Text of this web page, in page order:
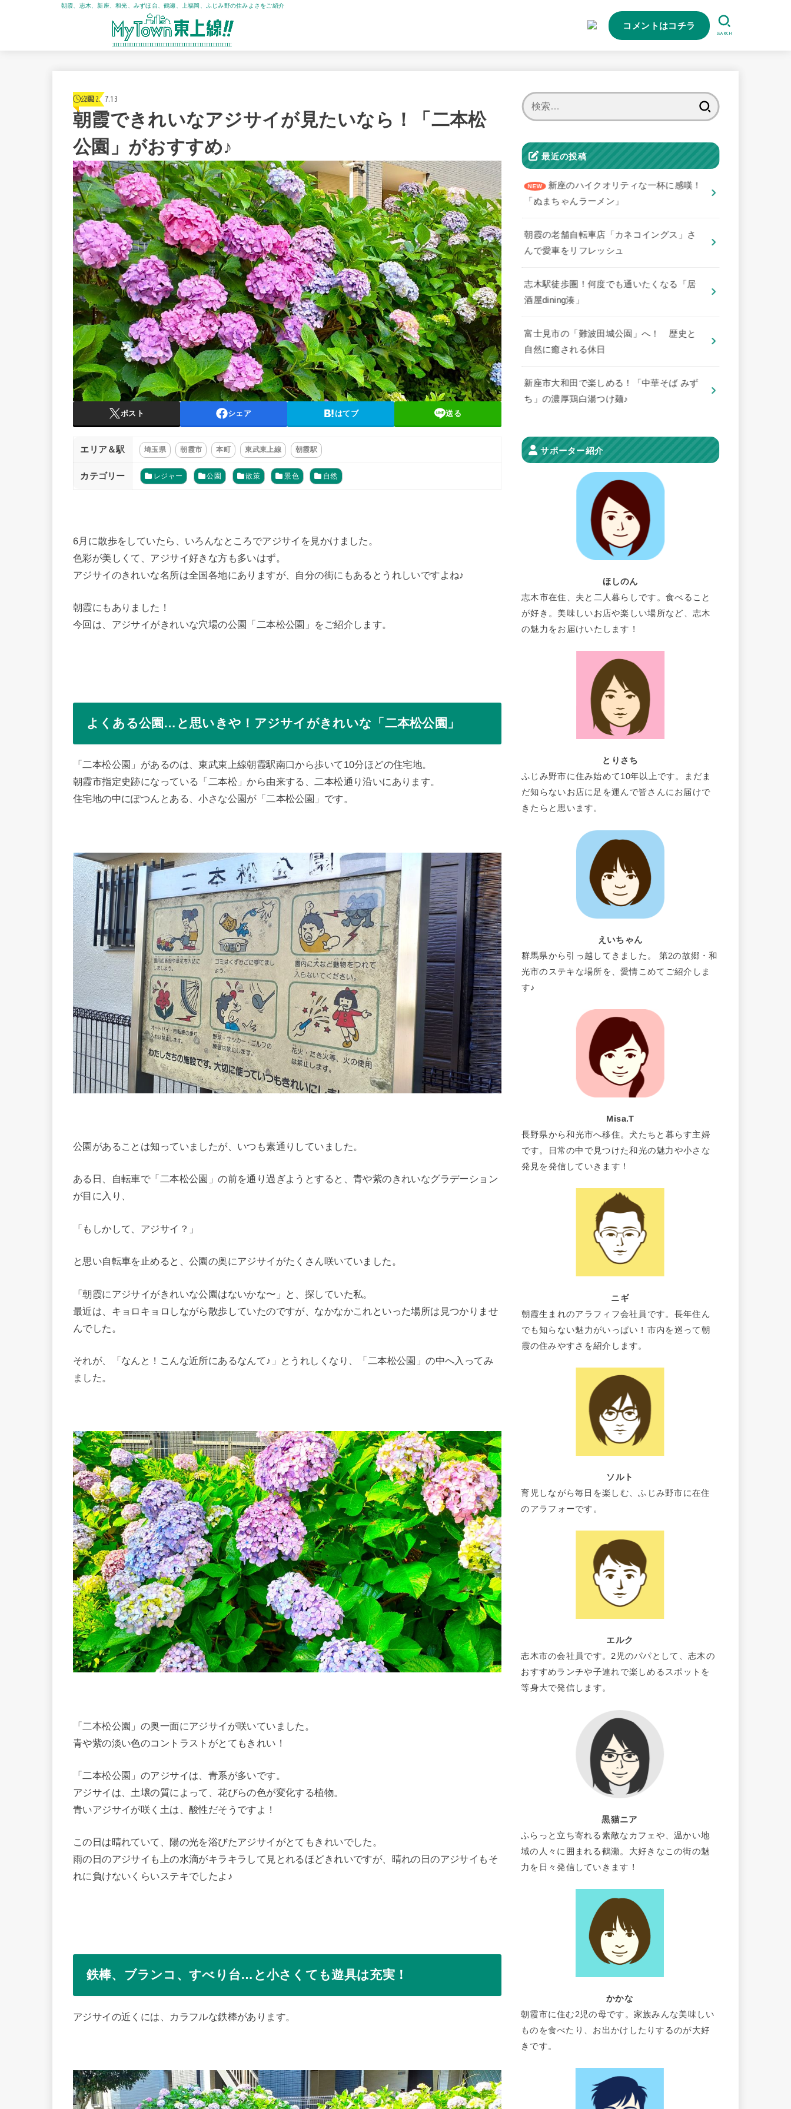
朝霞、志木、新座、和光、みずほ台、鶴瀬、上福岡、ふじみ野の住みよさをご紹介
コメントはコチラ
SEARCH
公園
2022.07.13
朝霞できれいなアジサイが見たいなら！「二本松
公園」がおすすめ♪
ポスト シェア はてブ 送る
エリア＆駅 埼玉県 朝霞市 本町 東武東上線 朝霞駅
カテゴリー レジャー 公園 散策 景色 自然
6月に散歩をしていたら、いろんなところでアジサイを見かけました。
色彩が美しくて、アジサイ好きな方も多いはず。
アジサイのきれいな名所は全国各地にありますが、自分の街にもあるとうれしいですよね♪
朝霞にもありました！
今回は、アジサイがきれいな穴場の公園「二本松公園」をご紹介します。
よくある公園…と思いきや！アジサイがきれいな「二本松公園」
「二本松公園」があるのは、東武東上線朝霞駅南口から歩いて10分ほどの住宅地。
朝霞市指定史跡になっている「二本松」から由来する、二本松通り沿いにあります。
住宅地の中にぽつんとある、小さな公園が「二本松公園」です。
公園があることは知っていましたが、いつも素通りしていました。
ある日、自転車で「二本松公園」の前を通り過ぎようとすると、青や紫のきれいなグラデーション
が目に入り、
「もしかして、アジサイ？」
と思い自転車を止めると、公園の奥にアジサイがたくさん咲いていました。
「朝霞にアジサイがきれいな公園はないかな〜」と、探していた私。
最近は、キョロキョロしながら散歩していたのですが、なかなかこれといった場所は見つかりませ
んでした。
それが、「なんと！こんな近所にあるなんて♪」とうれしくなり、「二本松公園」の中へ入ってみ
ました。
「二本松公園」の奥一面にアジサイが咲いていました。
青や紫の淡い色のコントラストがとてもきれい！
「二本松公園」のアジサイは、青系が多いです。
アジサイは、土壌の質によって、花びらの色が変化する植物。
青いアジサイが咲く土は、酸性だそうですよ！
この日は晴れていて、陽の光を浴びたアジサイがとてもきれいでした。
雨の日のアジサイも上の水滴がキラキラして見とれるほどきれいですが、晴れの日のアジサイもそ
れに負けないくらいステキでしたよ♪
鉄棒、ブランコ、すべり台…と小さくても遊具は充実！
アジサイの近くには、カラフルな鉄棒があります。
最近の投稿
新座のハイクオリティな一杯に感嘆！
「ぬまちゃんラーメン」
朝霞の老舗自転車店「カネコイングス」さ
んで愛車をリフレッシュ
志木駅徒歩圏！何度でも通いたくなる「居
酒屋dining湊」
​富士見市の「難波田城公園」へ！ 歴史と
自然に癒される休日
新座市大和田で楽しめる！「中華そば みず
ち」の濃厚鶏白湯つけ麺♪
サポーター紹介
ほしのん
志木市在住、夫と二人暮らしです。食べること
が好き。美味しいお店や楽しい場所など、志木
の魅力をお届けいたします！
とりさち
ふじみ野市に住み始めて10年以上です。まだま
だ知らないお店に足を運んで皆さんにお届けで
きたらと思います。
えいちゃん
群馬県から引っ越してきました。 第2の故郷・和
光市のステキな場所を、愛情こめてご紹介しま
す♪
Misa.T
長野県から和光市へ移住。犬たちと暮らす主婦
です。日常の中で見つけた和光の魅力や小さな
発見を発信していきます！
ニギ
朝霞生まれのアラフィフ会社員です。長年住ん
でも知らない魅力がいっぱい！市内を巡って朝
霞の住みやすさを紹介します。
ソルト
育児しながら毎日を楽しむ、ふじみ野市に在住
のアラフォーです。
エルク
志木市の会社員です。2児のパパとして、志木の
おすすめランチや子連れで楽しめるスポットを
等身大で発信します。
黒猫ニア
ふらっと立ち寄れる素敵なカフェや、温かい地
域の人々に囲まれる鶴瀬。大好きなこの街の魅
力を日々発信していきます！
かかな
朝霞市に住む2児の母です。家族みんな美味しい
ものを食べたり、お出かけしたりするのが大好
きです。